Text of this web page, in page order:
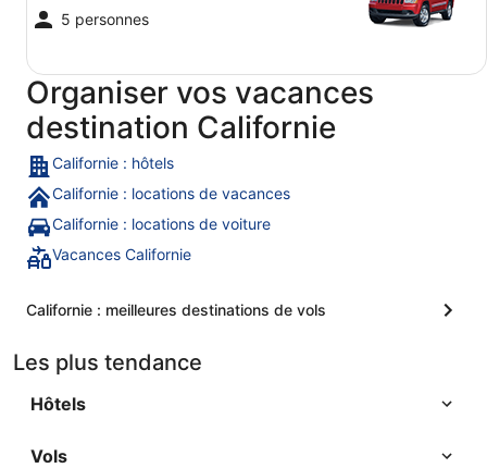
5 personnes
Organiser vos vacances
destination Californie
Californie : hôtels
Californie : locations de vacances
Californie : locations de voiture
Vacances Californie
Californie : meilleures destinations de vols
Les plus tendance
Hôtels
Vols